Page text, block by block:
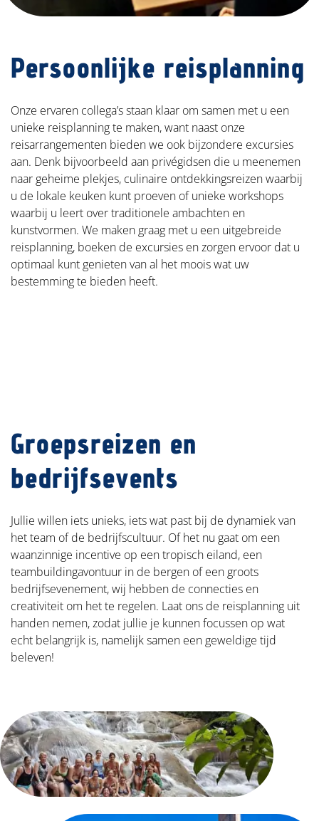
Persoonlijke reisplanning
Onze ervaren collega’s staan klaar om samen met u een
unieke reisplanning te maken, want naast onze
reisarrangementen bieden we ook bijzondere excursies
aan. Denk bijvoorbeeld aan privégidsen die u meenemen
naar geheime plekjes, culinaire ontdekkingsreizen waarbij
u de lokale keuken kunt proeven of unieke workshops
waarbij u leert over traditionele ambachten en
kunstvormen. We maken graag met u een uitgebreide
reisplanning, boeken de excursies en zorgen ervoor dat u
optimaal kunt genieten van al het moois wat uw
bestemming te bieden heeft.
Groepsreizen en
bedrijfsevents
Jullie willen iets unieks, iets wat past bij de dynamiek van
het team of de bedrijfscultuur. Of het nu gaat om een
waanzinnige incentive op een tropisch eiland, een
teambuildingavontuur in de bergen of een groots
bedrijfsevenement, wij hebben de connecties en
creativiteit om het te regelen. Laat ons de reisplanning uit
handen nemen, zodat jullie je kunnen focussen op wat
echt belangrijk is, namelijk samen een geweldige tijd
beleven!